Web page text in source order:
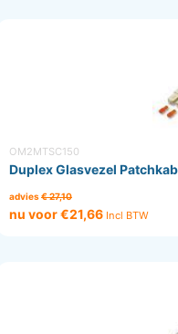
OM2MTSC150
Duplex Glasvezel
advies€ 27,10
nu voor €21,66 Incl BTW